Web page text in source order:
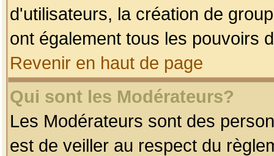
d'utilisateurs, la création de
ont également tous les pouvoirs
Revenir en haut de page
Qui sont les Modérateurs?
Les Modérateurs sont des
est de veiller au respect du